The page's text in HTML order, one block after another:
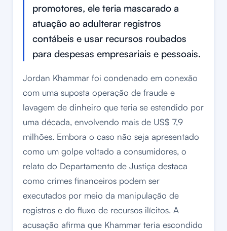
promotores, ele teria mascarado a
atuação ao adulterar registros
contábeis e usar recursos roubados
para despesas empresariais e pessoais.
Jordan Khammar foi condenado em conexão
com uma suposta operação de fraude e
lavagem de dinheiro que teria se estendido por
uma década, envolvendo mais de US$ 7,9
milhões. Embora o caso não seja apresentado
como um golpe voltado a consumidores, o
relato do Departamento de Justiça destaca
como crimes financeiros podem ser
executados por meio da manipulação de
registros e do fluxo de recursos ilícitos. A
acusação afirma que Khammar teria escondido